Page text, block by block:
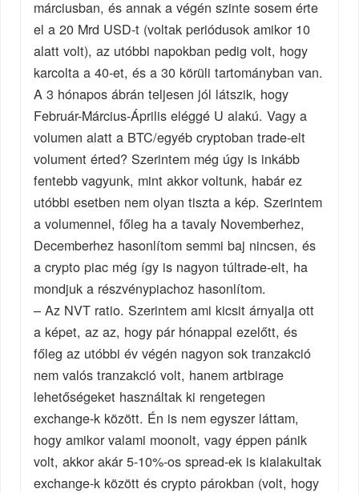
márciusban, és annak a végén szinte sosem érte
el a 20 Mrd USD-t (voltak periódusok amikor 10
alatt volt), az utóbbi napokban pedig volt, hogy
karcolta a 40-et, és a 30 körüli tartományban van.
A 3 hónapos ábrán teljesen jól látszik, hogy
Február-Március-Április eléggé U alakú. Vagy a
volumen alatt a BTC/egyéb cryptoban trade-elt
volument érted? Szerintem még úgy is inkább
fentebb vagyunk, mint akkor voltunk, habár ez
utóbbi esetben nem olyan tiszta a kép. Szerintem
a volumennel, főleg ha a tavaly Novemberhez,
Decemberhez hasonlítom semmi baj nincsen, és
a crypto piac még így is nagyon túltrade-elt, ha
mondjuk a részvénypiachoz hasonlítom.
– Az NVT ratio. Szerintem ami kicsit árnyalja ott
a képet, az az, hogy pár hónappal ezelőtt, és
főleg az utóbbi év végén nagyon sok tranzakció
nem valós tranzakció volt, hanem artbirage
lehetőségeket használtak ki rengetegen
exchange-k között. Én is nem egyszer láttam,
hogy amikor valami moonolt, vagy éppen pánik
volt, akkor akár 5-10%-os spread-ek is kialakultak
exchange-k között és crypto párokban (volt, hogy